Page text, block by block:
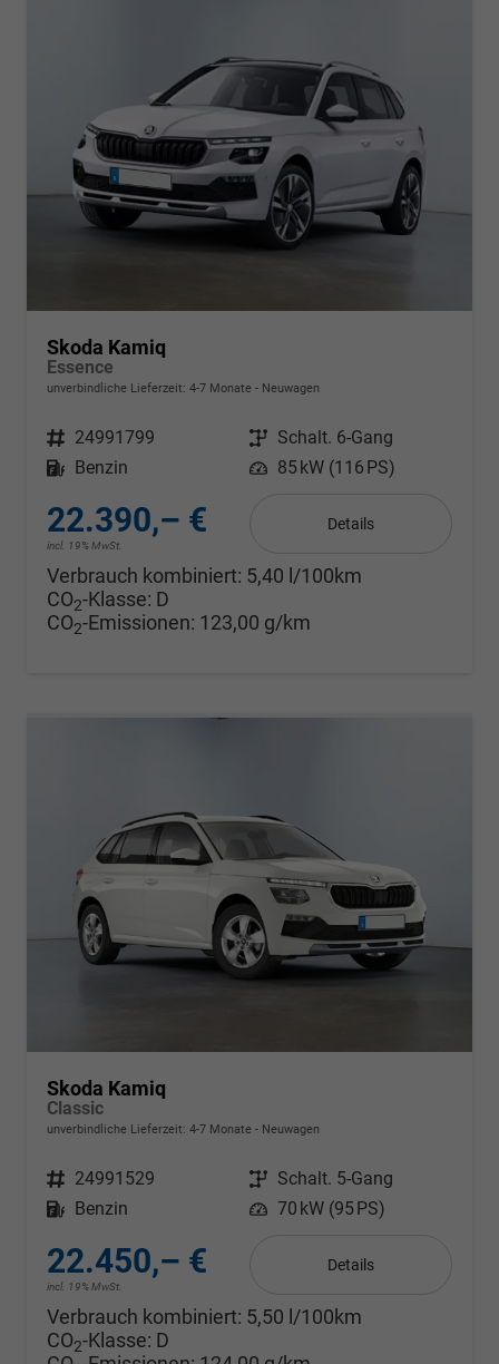
Skoda Kamiq
Essence
unverbindliche Lieferzeit: 4-7 Monate Neuwagen
Fahrzeugnr. 24991799 Getriebe Schalt. 6-Gang
Kraftstoff
Benzin Leistung 85 kW (116 PS)
22.390,– €
incl. 19% MwSt.
Details
Verbrauch kombiniert: 5,40 l/100km
CO2-Klasse: D
CO2-Emissionen: 123,00 g/km
Skoda Kamiq
Classic
unverbindliche Lieferzeit: 4-7 Monate Neuwagen
Fahrzeugnr. 24991529 Getriebe Schalt. 5-Gang
Kraftstoff
Benzin Leistung 70 kW (95 PS)
22.450,– €
incl. 19% MwSt.
Details
Verbrauch kombiniert: 5,50 l/100km
CO2-Klasse: D